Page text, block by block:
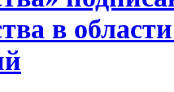
в